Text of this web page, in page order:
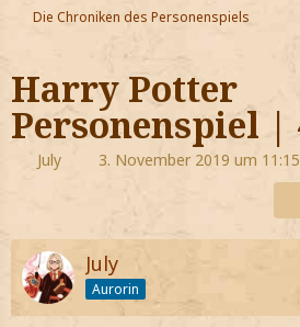
Der HP-FC
Hogwarts
Zauberwelt
Willkommen
Jetzt Fanclub-
Die Chroniken des Personenspiels
Harry Potter
Personenspiel |
July 3. November 2019 um 11:15
July
Aurorin